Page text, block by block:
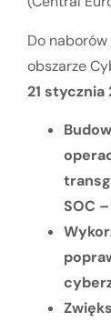
Do naborów
obszarze
21 stycznia
SOC